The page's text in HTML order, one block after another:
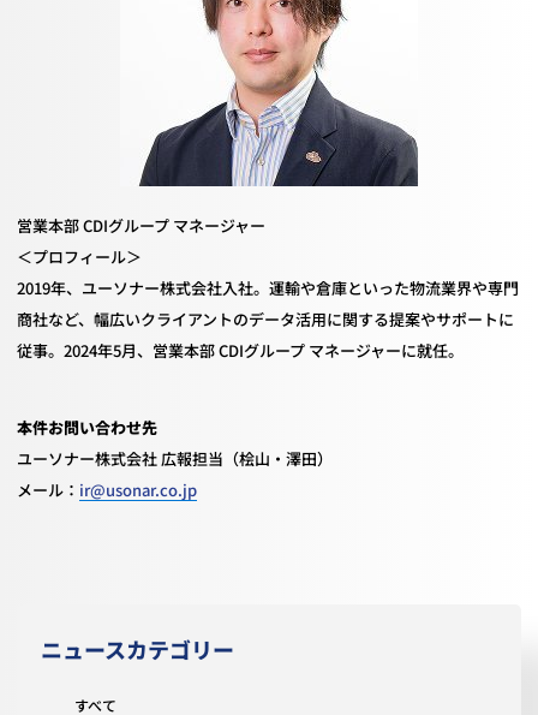
営業本部CDIグループ マネージャー
＜プロフィール＞
2019年、ユーソナー株式会社入社。運輸や倉庫といった物流業界や専門
商社など、幅広いクライアントのデータ活用に関する提案やサポートに
従事。 2024年5月、営業本部CDIグループ マネージャーに就任。
本件お問い合わせ先
ユーソナー株式会社 広報担当（桧山・澤田）
メール： ir@usonar.co.jp
ニュースカテゴリー
すべて